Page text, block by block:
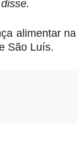
alimentar na
São Luís.